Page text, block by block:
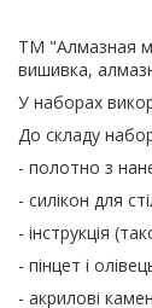
ТМ "Алмазная
вишивка,
У наборах
До складу
- полотно з
- силікон для
- інструкція
- пінцет і
- акрилові